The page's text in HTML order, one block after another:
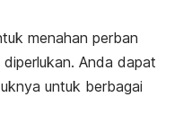
menahan perban
Anda dapat
untuk berbagai